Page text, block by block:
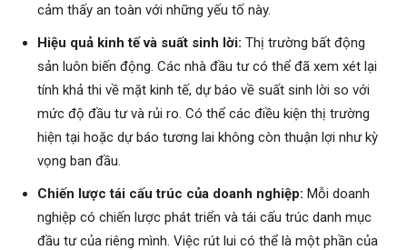
cảm thấy an toàn với những yếu tố này.
Hiệu quả kinh tế và suất sinh lời: Thị trường bất động
sản luôn biến động. Các nhà đầu tư có thể đã xem xét lại
tính khả thi về mặt kinh tế, dự báo về suất sinh lời so với
mức độ đầu tư và rủi ro. Có thể các điều kiện thị trường
hiện tại hoặc dự báo tương lai không còn thuận lợi như kỳ
vọng ban đầu.
Chiến lược tái cấu trúc của doanh nghiệp: Mỗi doanh
nghiệp có chiến lược phát triển và tái cấu trúc danh mục
đầu tư của riêng mình. Việc rút lui có thể là một phần của